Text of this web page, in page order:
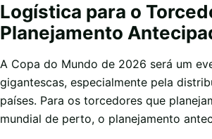
Logística para o
Planejamento
A Copa do Mundo de 2026 será um
gigantescas, especialmente pela
países. Para os torcedores que
mundial de perto, o planejamento